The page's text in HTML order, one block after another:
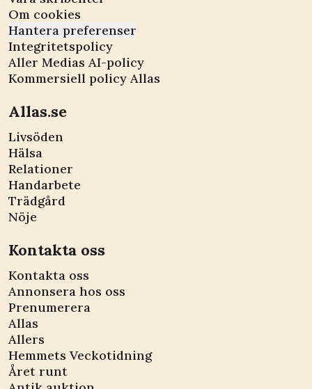
Om cookies
Hantera preferenser
Integritetspolicy
Aller Medias AI-policy
Kommersiell policy Allas
Allas.se
Livsöden
Hälsa
Relationer
Handarbete
Trädgård
Nöje
Kontakta oss
Kontakta oss
Annonsera hos oss
Prenumerera
Allas
Allers
Hemmets Veckotidning
Året runt